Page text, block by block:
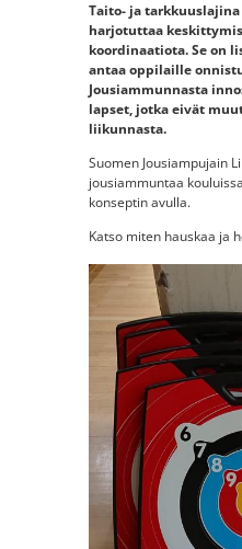
Taito- ja
harjotuttaa
koordinaatiota. Se on
antaa oppilaille
Jousiammunnasta
lapset, jotka eivät
liikunnasta.
Suomen Jousiampujain
jousiammuntaa
konseptin avulla.
Katso miten hauskaa ja